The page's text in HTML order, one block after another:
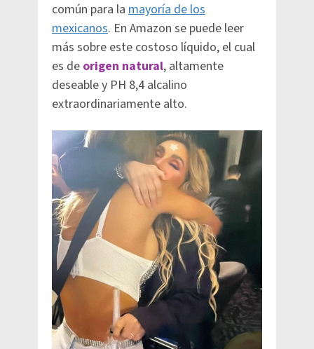
común para la mayoría de los
mexicanos. En Amazon se puede leer
más sobre este costoso líquido, el cual
es de origen natural, altamente
deseable y PH 8,4 alcalino
extraordinariamente alto.